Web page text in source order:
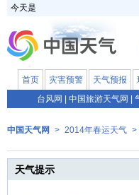
今天是
首页 灾害预警 天气预报
台风网
中国旅游天气网
中国天气网 > 2014年春运天气 >
天气提示